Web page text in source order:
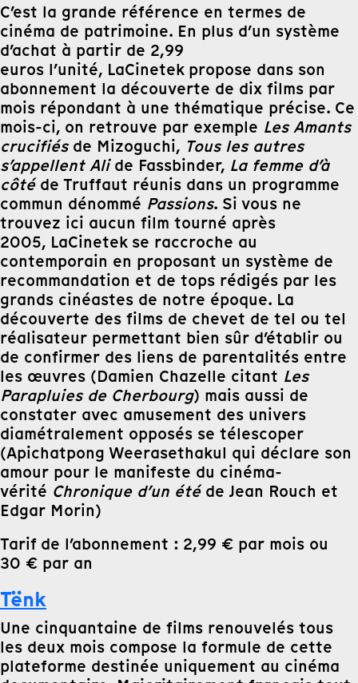
C’est la grande référence en termes de
cinéma de patrimoine. En plus d’un système
d’achat à partir de 2,99
euros l’unité, LaCinetek propose dans son
abonnement la découverte de dix films par
mois répondant à une thématique précise. Ce
mois-ci, on retrouve par exemple Les Amants
crucifiésde Mizoguchi, Tous les autres
s’appellent Alide Fassbinder, La femme d’à
côtéde Truffaut réunis dans un programme
commun dénommé Passions. Si vous ne
trouvez ici aucun film tourné après
2005, LaCinetek se raccroche au
contemporain en proposant un système de
recommandation et de tops rédigés par les
grands cinéastes de notre époque. La
découverte des films de chevet de tel ou tel
réalisateur permettant bien sûr d’établir ou
de confirmer des liens de parentalités entre
les œuvres (Damien Chazelle citant Les
Parapluies de Cherbourg) mais aussi de
constater avec amusement des univers
diamétralement opposés se télescoper
(Apichatpong Weerasethakul qui déclare son
amour pour le manifeste du cinéma-
vérité Chronique d’un étéde Jean Rouch et
Edgar Morin)
Tarif de l’abonnement : 2,99 € par mois ou
30 € par an
Tënk
Une cinquantaine de films renouvelés tous
les deux mois compose la formule de cette
plateforme destinée uniquement au cinéma